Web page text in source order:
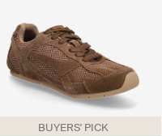
BUYERS' PICK